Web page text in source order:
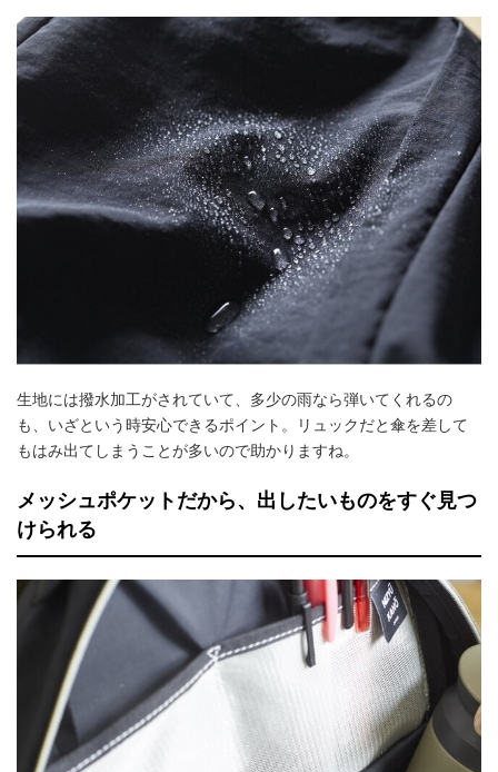
生地には撥水加工がされていて、多少の雨なら弾いてくれるの
も、いざという時安心できるポイント。リュックだと傘を差して
もはみ出てしまうことが多いので助かりますね。
メッシュポケットだから、出したいものをすぐ見つ
けられる